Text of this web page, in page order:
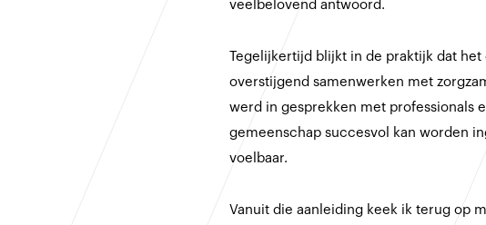
veelbelovend antwoord.
Tegelijkertijd blijkt in de praktijk dat
overstijgend samenwerken met
werd in gesprekken met professionals
gemeenschap succesvol kan worden
voelbaar.
Vanuit die aanleiding keek ik terug op